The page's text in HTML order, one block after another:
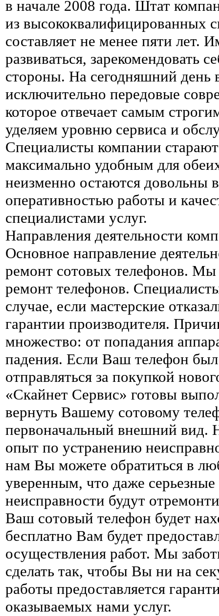
в начале 2008 года. Штат
из высококвалифицированных
составляет не менее пяти лет.
развиваться, зарекомендовать
стороны. На сегодняшний день
исключительно передовые
которое отвечает самым
уделяем уровню сервиса и
Специалисты компании
максимально удобным для
неизменно остаются довольны
оперативностью работы и
специалистами услуг.
Направления деятельности
Основное направление
ремонт сотовых телефонов.
ремонт телефонов.
случае, если мастерские
гарантии производителя.
множество: от попадания
падения. Если Ваш телефон
отправляться за покупкой
«Скайнет Сервис» готовы
вернуть Вашему сотовому
первоначальный внешний вид.
опыт по устранению
нам Вы можете обратиться в
уверенным, что даже
неисправности будут
Ваш сотовый телефон будет
бесплатно Вам будет
осуществления работ. Мы
сделать так, чтобы Вы ни на
работы предоставляется
оказываемых нами услуг.